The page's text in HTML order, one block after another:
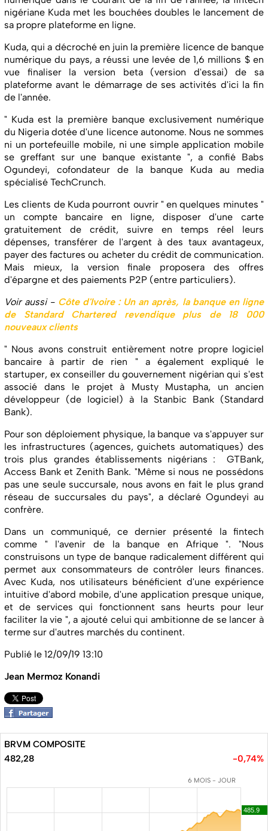
nigériane Kuda met les bouchées doubles le lancement de
sa propre plateforme en ligne.
Kuda, qui a décroché en juin la première licence de banque
numérique du pays, a réussi une levée de 1,6 millions $ en
vue finaliser la version beta (version d'essai) de sa
plateforme avant le démarrage de ses activités d'ici la fin
de l'année.
" Kuda est la première banque exclusivement numérique
du Nigeria dotée d'une licence autonome. Nous ne sommes
ni un portefeuille mobile, ni une simple application mobile
se greffant sur une banque existante ", a confié Babs
Ogundeyi, cofondateur de la banque Kuda au media
spécialisé TechCrunch.
Les clients de Kuda pourront ouvrir " en quelques minutes "
un compte bancaire en ligne, disposer d'une carte
gratuitement de crédit, suivre en temps réel leurs
dépenses, transférer de l'argent à des taux avantageux,
payer des factures ou acheter du crédit de communication.
Mais mieux, la version finale proposera des offres
d'épargne et des paiements P2P (entre particuliers).
Voir aussi - Côte d'Ivoire : Un an après, la banque en ligne
de Standard Chartered revendique plus de 18 000
nouveaux clients
" Nous avons construit entièrement notre propre logiciel
bancaire à partir de rien " a également expliqué le
startuper, ex conseiller du gouvernement nigérian qui s'est
associé dans le projet à Musty Mustapha, un ancien
développeur (de logiciel) à la Stanbic Bank (Standard
Bank).
Pour son déploiement physique, la banque va s'appuyer sur
les infrastructures (agences, guichets automatiques) des
trois plus grandes établissements nigérians : GTBank,
Access Bank et Zenith Bank. "Même si nous ne possédons
pas une seule succursale, nous avons en fait le plus grand
réseau de succursales du pays", a déclaré Ogundeyi au
confrère.
Dans un communiqué, ce dernier présenté la fintech
comme " l'avenir de la banque en Afrique ". "Nous
construisons un type de banque radicalement différent qui
permet aux consommateurs de contrôler leurs finances.
Avec Kuda, nos utilisateurs bénéficient d'une expérience
intuitive d'abord mobile, d'une application presque unique,
et de services qui fonctionnent sans heurts pour leur
faciliter la vie ", a ajouté celui qui ambitionne de se lancer à
terme sur d'autres marchés du continent.
Publié le 12/09/19 13:10
Jean Mermoz Konandi
BRVM COMPOSITE
482,28
-0,74%
6 MOIS - JOUR